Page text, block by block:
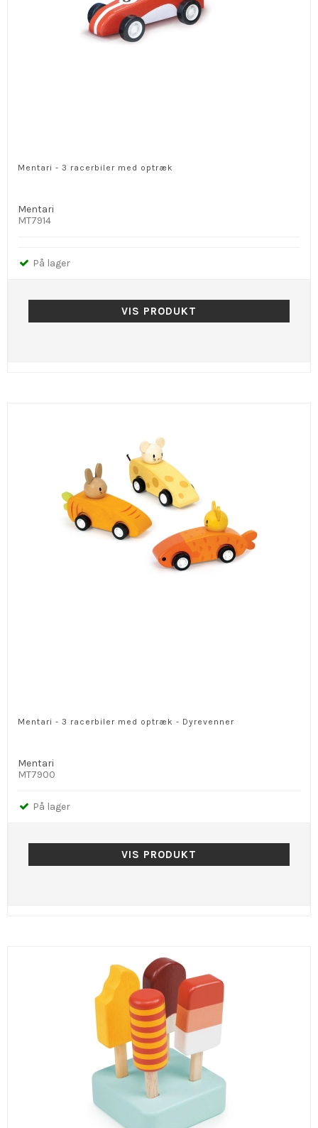
Mentari - 3 racerbiler med optræk
Mentari
MT7914
På lager
VIS PRODUKT
Mentari - 3 racerbiler med optræk - Dyrevenner
Mentari
MT7900
På lager
VIS PRODUKT